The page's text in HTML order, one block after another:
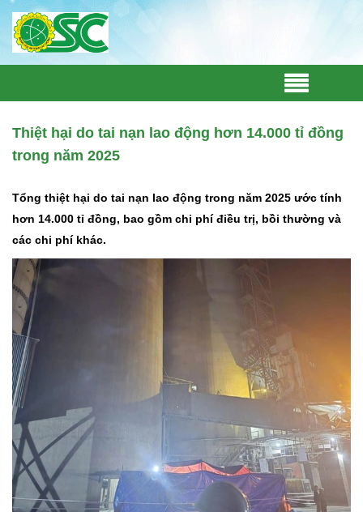
Thiệt hại do tai nạn lao động hơn 14.000 tỉ đồng
trong năm 2025
Tổng thiệt hại do tai nạn lao động trong năm 2025 ước tính
hơn 14.000 tỉ đồng, bao gồm chi phí điều trị, bồi thường và
các chi phí khác.